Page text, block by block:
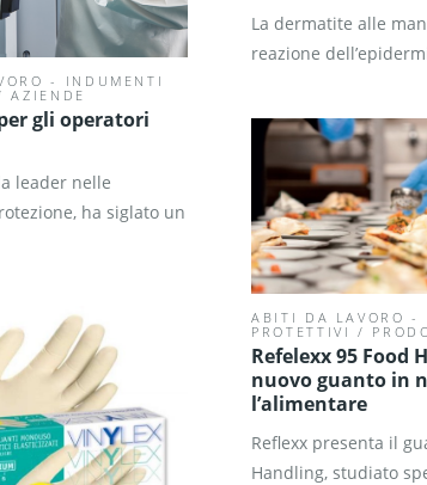
- INDUMENTI
AZIENDE
gli operatori
leader nelle
ha siglato un
La dermatite alle
reazione
ABITI DA LAVORO -
PROTETTIVI /
Refelexx 95 Food
nuovo guanto in
l’alimentare
Reflexx presenta il
Handling, studiato